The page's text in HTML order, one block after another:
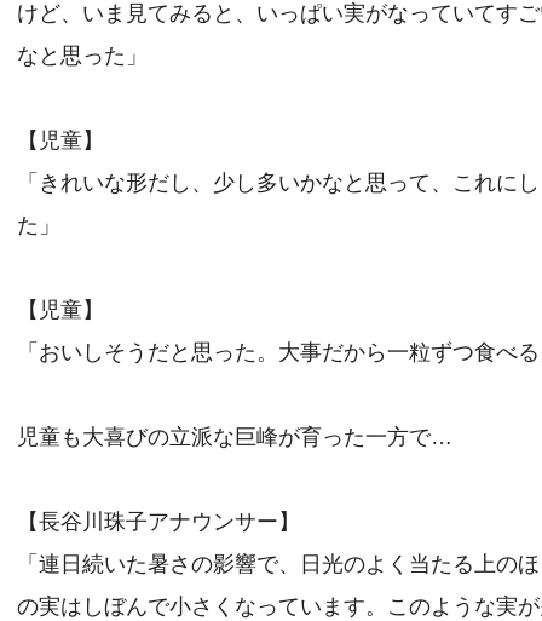
けど、いま見てみると、いっぱい実がなっていてす
なと思った」
【児童】
「きれいな形だし、少し多いかなと思って、これにし
た」
【児童】
「おいしそうだと思った。大事だから一粒ずつ食べ
児童も大喜びの立派な巨峰が育った一方で…
【長谷川珠子アナウンサー】
「連日続いた暑さの影響で、日光のよく当たる上の
の実はしぼんで小さくなっています。このような実